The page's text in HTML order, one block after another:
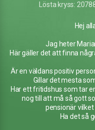
Lösta kryss:
Hej
Jag heter
Här gäller det att finna
Är en väldans positiv
Gillar det mesta
Har ett fritidshus som tar
nog till att må så gott
pensionär vilket
Ha det så